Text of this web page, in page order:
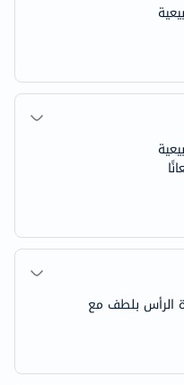
الرأس بلطف مع